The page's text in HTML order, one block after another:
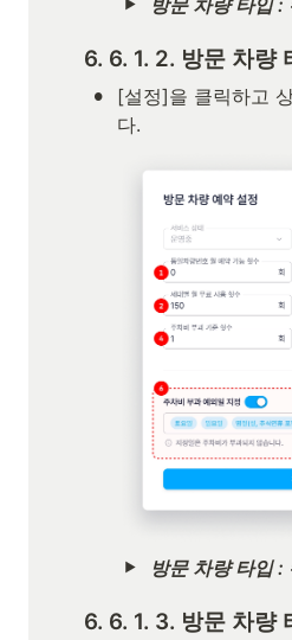
6. 6. 1. 2. 방문 차량
•
[설정]을 클릭하고
다.
방문 차량 타입
6. 6. 1. 3. 방문 차량